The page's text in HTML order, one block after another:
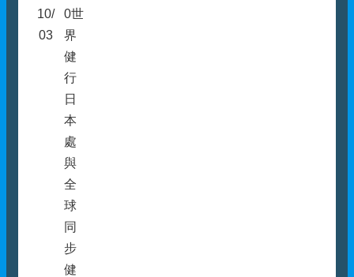
10/
03
0世
界
健
行
日
本
處
與
全
球
同
步
健